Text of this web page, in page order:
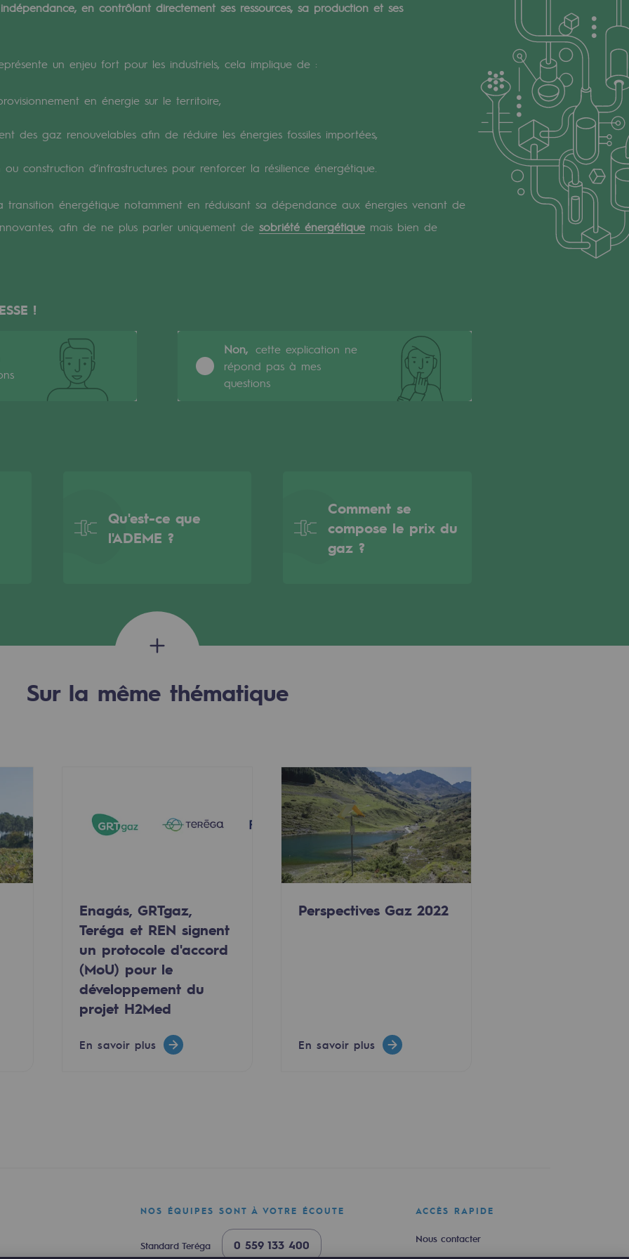
et ouverte
et bas carbone
en contrôlant directement ses ressources, sa production et ses
un enjeu fort pour les industriels, cela implique de :
en énergie sur le territoire,
des gaz renouvelables afin de réduire les énergies fossiles importées,
construction d’infrastructures pour renforcer la résilience énergétique.
transition énergétique notamment en réduisant sa dépendance aux énergies venant de
afin de ne plus parler uniquement de sobriété énergétique mais bien de
!
Non, cette explication ne
répond pas à mes
questions
Qu'est-ce que
l'ADEME ?
Comment se
compose le prix du
gaz ?
Sur la même thématique
Enagás, GRTgaz,
Teréga et REN signent
un protocole d'accord
(MoU) pour le
développement du
projet H2Med
En savoir plus
Perspectives Gaz 2022
En savoir plus
NOS ÉQUIPES SONT À VOTRE ÉCOUTE
Standard Teréga 0 559 133 400
ACCÈS RAPIDE
Nous contacter